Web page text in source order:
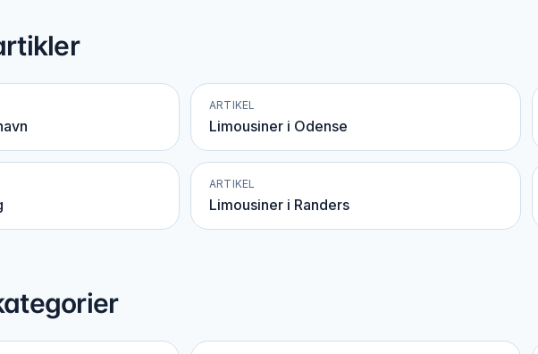
ARTIKEL
Limousiner i Odense
ARTIKEL
Limousiner i Randers